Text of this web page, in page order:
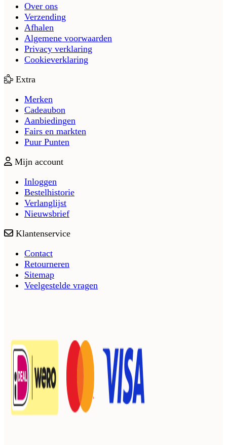
Over ons
Verzending
Afhalen
Algemene voorwaarden
Privacy verklaring
Cookieverklaring
Extra
Merken
Cadeaubon
Aanbiedingen
Fairs en markten
Puur Punten
Mijn account
Inloggen
Bestelhistorie
Verlanglijst
Nieuwsbrief
Klantenservice
Contact
Retourneren
Sitemap
Veelgestelde vragen